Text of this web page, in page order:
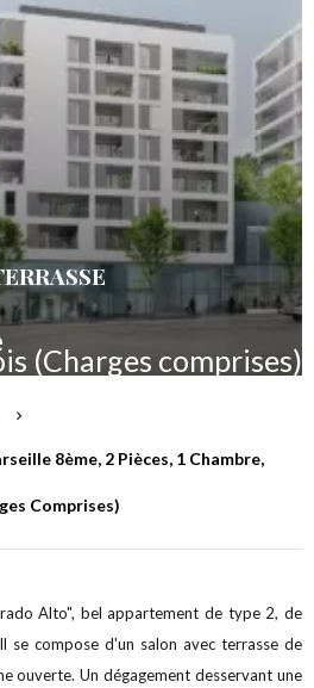
(Charges comprises)
8ème, 2 Pièces, 1 Chambre,
Comprises)
Alto", bel appartement de type 2, de
se compose d'un salon avec terrasse de
ouverte. Un dégagement desservant une